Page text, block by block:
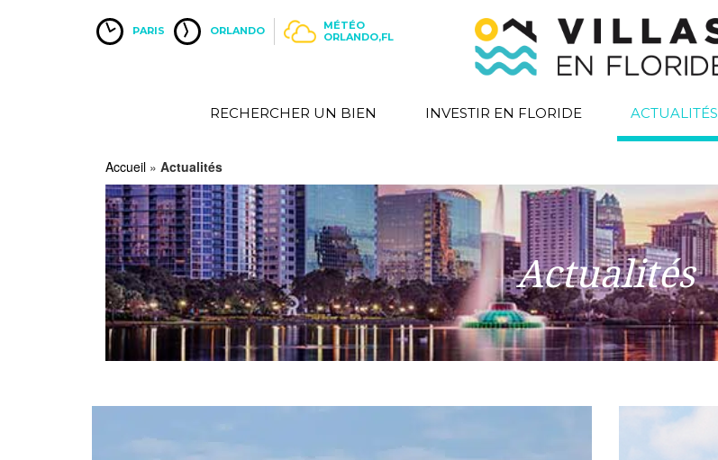
PARIS ORLANDO
MÉTÉO
ORLANDO,FL
RECHERCHER UN BIEN INVESTIR EN FLORIDE ACTUALITÉS
Accueil » Actualités
Actualités